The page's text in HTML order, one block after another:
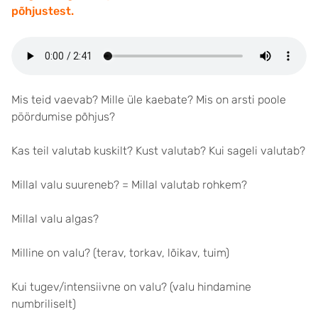
põhjustest.
Mis teid vaevab? Mille üle kaebate? Mis on arsti poole
pöördumise põhjus?
Kas teil valutab kuskilt? Kust valutab? Kui sageli valutab?
Millal valu suureneb? = Millal valutab rohkem?
Millal valu algas?
Milline on valu? (terav, torkav, lõikav, tuim)
Kui tugev/intensiivne on valu? (valu hindamine
numbriliselt)